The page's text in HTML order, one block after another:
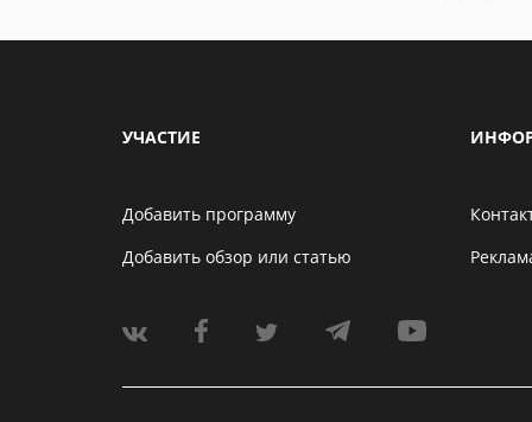
УЧАСТИЕ
Добавить программу
Добавить обзор или статью